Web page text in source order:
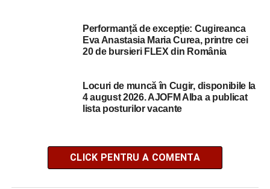
Performanță de excepție: Cugireanca
Eva Anastasia Maria Curea, printre cei
20 de bursieri FLEX din România
Locuri de muncă în Cugir, disponibile la
4 august 2026. AJOFM Alba a publicat
lista posturilor vacante
CLICK PENTRU A COMENTA